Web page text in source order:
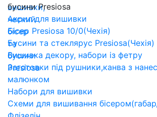
бусини Presiosa
Акрил для вишивки
Бісер Presiosa 10/0(Чехія)
Бусини та стеклярус Presiosa(Чехія)
Вишивка декору, набори із фетру
Заготовки під рушники,канва з
малюнком
Набори для вишивки
Схеми для вишивання